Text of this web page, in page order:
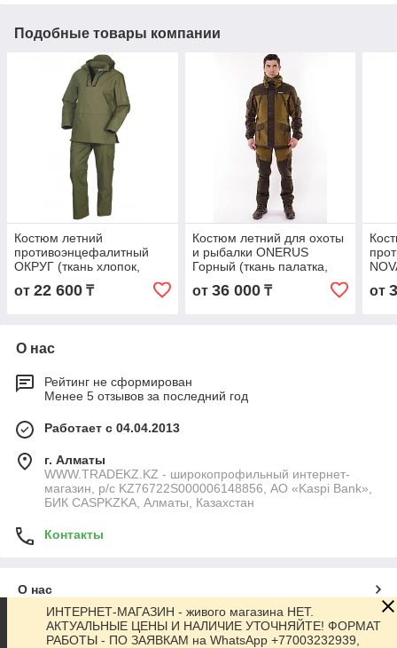
Подобные товары компании
Костюм летний
противоэнцефалитный
ОКРУГ (ткань хлопок,
хаки), размер 60-62
от 22 600 ₸
Костюм летний для охоты
и рыбалки ONERUS
Горный (ткань палатка,
хаки), размер 60-62
от 36 000₸ от
О нас
Рейтинг не сформирован
Менее 5 отзывов за последний год
Работает с 04.04.2013
г. Алматы
WWW.TRADEKZ.KZ - широкопрофильный интернет-
магазин, р/с KZ76722S000006148856, АО «Kaspi Bank»,
БИК CASPKZKA, Алматы, Казахстан
Контакты
О нас
Контакты
ИНТЕРНЕТ-МАГАЗИН - живого магазина НЕТ.
АКТУАЛЬНЫЕ ЦЕНЫ И НАЛИЧИЕ УТОЧНЯЙТЕ! ФОРМАТ
РАБОТЫ - ПО ЗАЯВКАМ на WhatsApp +77003232939,